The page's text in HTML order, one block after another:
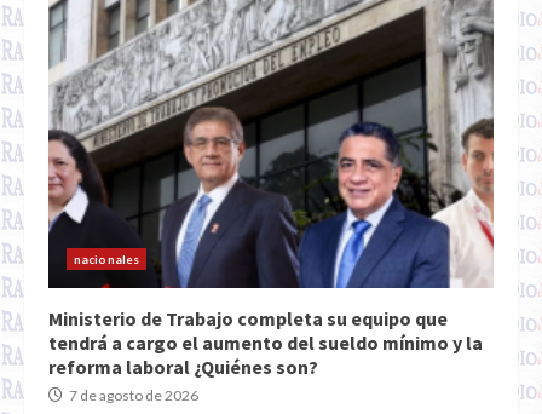
nacionales
Ministerio de Trabajo completa su equipo que
tendrá a cargo el aumento del sueldo mínimo y la
reforma laboral ¿Quiénes son?
7 de agosto de 2026